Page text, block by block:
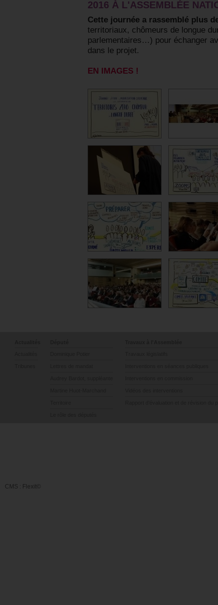
2016 À L'ASSEMBLÉE
Cette journée a rassemblé plus
territoriaux, chômeurs de longue
parlementaires…) pour échanger
dans le projet.
EN IMAGES !
CMS : Flexit©